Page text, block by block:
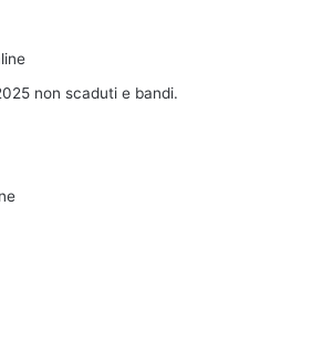
non scaduti e bandi.